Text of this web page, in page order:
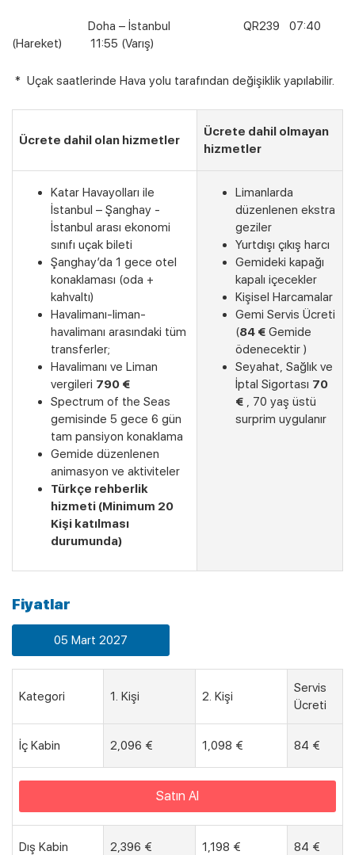
Son Kabinler
Doha – İstanbul QR239 07:40
(Hareket) 11:55 (Varış)
* Uçak saatlerinde Hava yolu tarafından değişiklik yapılabilir.
Ücrete dahil olan hizmetler
Ücrete dahil olmayan
hizmetler
Katar Havayolları ile
İstanbul – Şanghay -
İstanbul arası ekonomi
sınıfı uçak bileti
Şanghay’da 1 gece otel
konaklaması (oda +
kahvaltı)
Havalimanı-liman-
havalimanı arasındaki tüm
transferler;
Havalimanı ve Liman
vergileri 790 €
Spectrum of the Seas
gemisinde 5 gece 6 gün
tam pansiyon konaklama
Gemide düzenlenen
animasyon ve aktiviteler
Türkçe rehberlik
hizmeti (Minimum 20
Kişi katılması
durumunda)
Limanlarda
düzenlenen ekstra
geziler
Yurtdışı çıkış harcı
Gemideki kapağı
kapalı içecekler
Kişisel Harcamalar
Gemi Servis Ücreti
(84 € Gemide
ödenecektir )
Seyahat, Sağlık ve
İptal Sigortası 70
€ , 70 yaş üstü
surprim uygulanır
Fiyatlar
05 Mart 2027
Kategori 1. Kişi 2. Kişi
Servis
Ücreti
İç Kabin 2,096 € 1,098 € 84 €
Satın Al
Dış Kabin 2,396 € 1,198 € 84 €